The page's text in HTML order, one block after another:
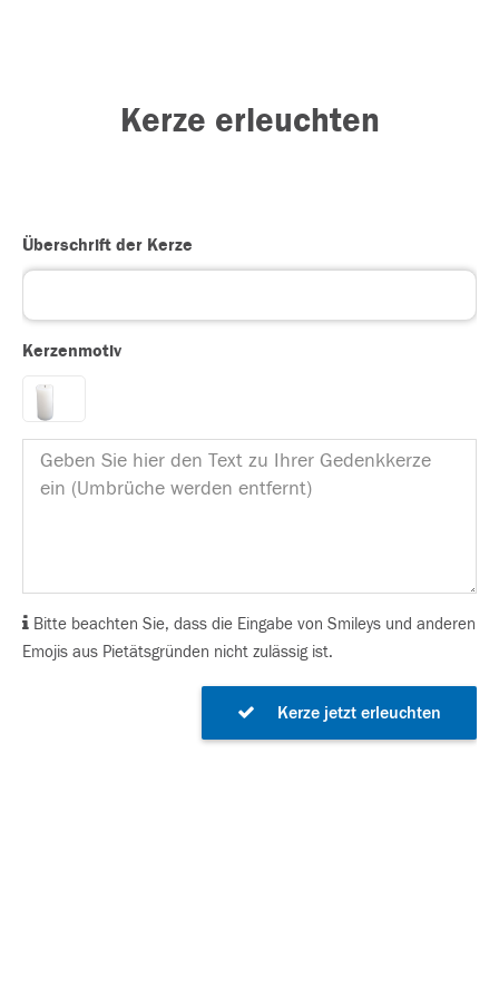
Kerze erleuchten
Überschrift der Kerze
Kerzenmotiv
Bitte beachten Sie, dass die Eingabe von Smileys und anderen
Emojis aus Pietätsgründen nicht zulässig ist.
Kerze jetzt erleuchten